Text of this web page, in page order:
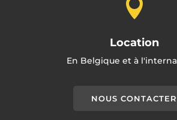

Location
En Belgique et à
NOUS CONTACTER